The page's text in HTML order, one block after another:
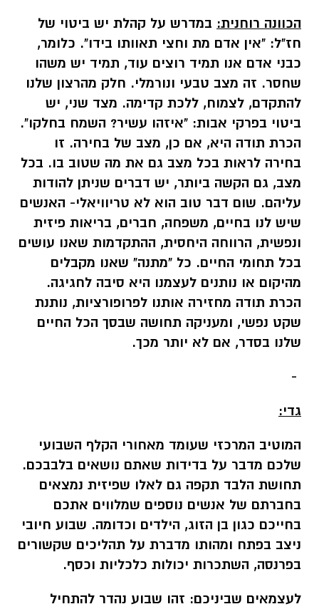
הכוונה רוחנית: במדרש על קהלת יש ביטוי של
חז"ל: "אין אדם מת וחצי תאוותו בידו". כלומר,
כבני אדם אנו תמיד רוצים עוד, תמיד יש משהו
שחסר. זה מצב טבעי ונורמלי. חלק מהרצון שלנו
להתקדם, לצמוח, ללכת קדימה. מצד שני, יש
ביטוי בפרקי אבות: "איזהו עשיר? השמח בחלקו".
הכרת תודה היא, אם כן, מצב של בחירה. זו
בחירה לראות בכל מצב גם את מה שטוב בו. בכל
מצב, גם הקשה ביותר, יש דברים שניתן להודות
עליהם. שום דבר טוב הוא לא טריוויאלי- האנשים
שיש לנו בחיים, משפחה, חברים, בריאות פיזית
ונפשית, הרווחה היחסית, ההתקדמות שאנו עושים
בכל תחומי החיים. כל "מתנה" שאנו מקבלים
מהיקום או נותנים לעצמנו היא סיבה לחגיגה.
הכרת תודה מחזירה אותנו לפרופורציות, נותנת
שקט נפשי, ומעניקה תחושה שבסך הכל החיים
שלנו בסדר, אם לא יותר מכך.
-
גדי:
המוטיב המרכזי שעומד מאחורי הקלף השבועי
שלכם מדבר על בדידות שאתם נושאים בלבבכם.
תחושת הלבד תקפה גם לאלו שפיזית נמצאים
בחברתם של אנשים נוספים שמלווים אתכם
בחייכם כגון בן הזוג, הילדים וכדומה. שבוע חיובי
ניצב בפתח ומהותו מדברת על תהליכים שקשורים
בפרנסה, השתכרות יכולות כלכליות וכסף.
לעצמאים שביניכם: זהו שבוע נהדר להתחיל